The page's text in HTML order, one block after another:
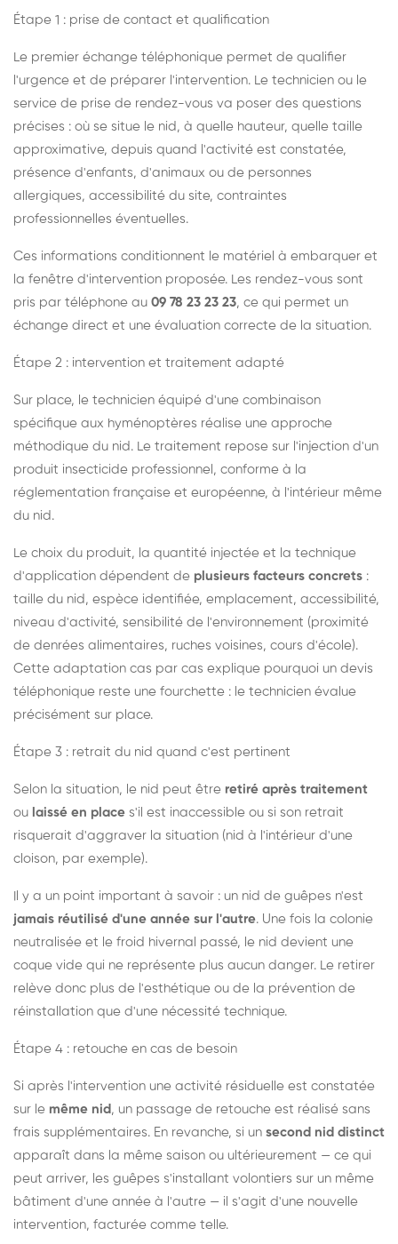
Étape 1 : prise de contact et qualification
Le premier échange téléphonique permet de qualifier
l'urgence et de préparer l'intervention. Le technicien ou le
service de prise de rendez-vous va poser des questions
précises : où se situe le nid, à quelle hauteur, quelle taille
approximative, depuis quand l'activité est constatée,
présence d'enfants, d'animaux ou de personnes
allergiques, accessibilité du site, contraintes
professionnelles éventuelles.
Ces informations conditionnent le matériel à embarquer et
la fenêtre d'intervention proposée. Les rendez-vous sont
pris par téléphone au 09 78 23 23 23, ce qui permet un
échange direct et une évaluation correcte de la situation.
Étape 2 : intervention et traitement adapté
Sur place, le technicien équipé d'une combinaison
spécifique aux hyménoptères réalise une approche
méthodique du nid. Le traitement repose sur l'injection d'un
produit insecticide professionnel, conforme à la
réglementation française et européenne, à l'intérieur même
du nid.
Le choix du produit, la quantité injectée et la technique
d'application dépendent de plusieurs facteurs concrets :
taille du nid, espèce identifiée, emplacement, accessibilité,
niveau d'activité, sensibilité de l'environnement (proximité
de denrées alimentaires, ruches voisines, cours d'école).
Cette adaptation cas par cas explique pourquoi un devis
téléphonique reste une fourchette : le technicien évalue
précisément sur place.
Étape 3 : retrait du nid quand c'est pertinent
Selon la situation, le nid peut être retiré après traitement
ou laissé en place s'il est inaccessible ou si son retrait
risquerait d'aggraver la situation (nid à l'intérieur d'une
cloison, par exemple).
Il y a un point important à savoir : un nid de guêpes n'est
jamais réutilisé d'une année sur l'autre. Une fois la colonie
neutralisée et le froid hivernal passé, le nid devient une
coque vide qui ne représente plus aucun danger. Le retirer
relève donc plus de l'esthétique ou de la prévention de
réinstallation que d'une nécessité technique.
Étape 4 : retouche en cas de besoin
Si après l'intervention une activité résiduelle est constatée
sur le même nid , un passage de retouche est réalisé sans
frais supplémentaires. En revanche, si un second nid distinct
apparaît dans la même saison ou ultérieurement — ce qui
peut arriver, les guêpes s'installant volontiers sur un même
bâtiment d'une année à l'autre — il s'agit d'une nouvelle
intervention, facturée comme telle.